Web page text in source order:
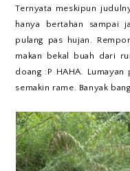
Ternyata meskipun
hanya bertahan sampai
pulang pas hujan.
makan bekal buah dari
doang :P HAHA.
semakin rame. Banyak